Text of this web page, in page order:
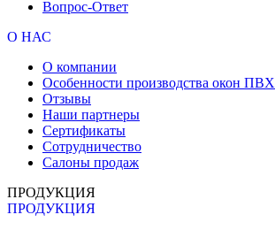
Вопрос-Ответ
О НАС
О компании
Особенности производства окон ПВХ
Отзывы
Наши партнеры
Сертификаты
Сотрудничество
Салоны продаж
ПРОДУКЦИЯ
ПРОДУКЦИЯ